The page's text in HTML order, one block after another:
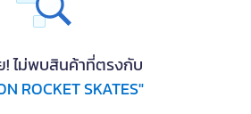
ไม่พบสินค้าที่ตรงกับ
ROCKET SKATES"